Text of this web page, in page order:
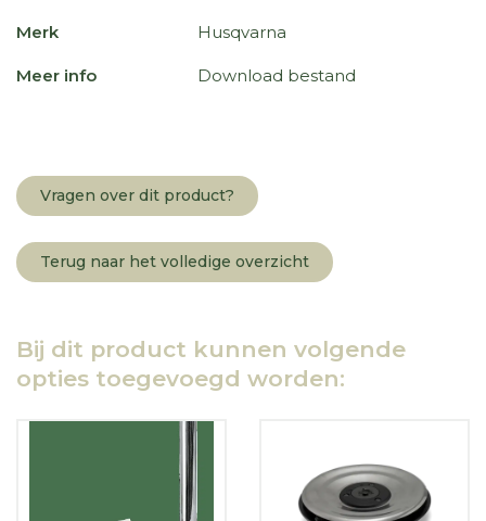
Merk Husqvarna
Meer info Download bestand
Vragen over dit product?
Terug naar het volledige overzicht
Bij dit product kunnen volgende
opties toegevoegd worden: